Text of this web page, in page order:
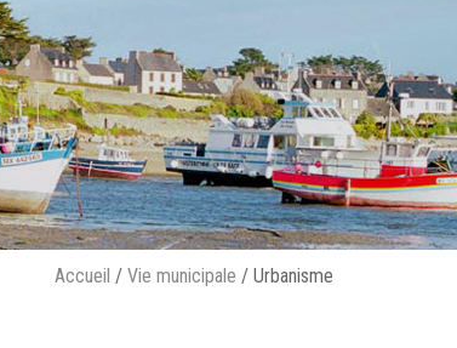
Accueil / Vie municipale / Urbanisme